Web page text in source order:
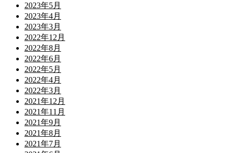
2023年5月
2023年4月
2023年3月
2022年12月
2022年8月
2022年6月
2022年5月
2022年4月
2022年3月
2021年12月
2021年11月
2021年9月
2021年8月
2021年7月